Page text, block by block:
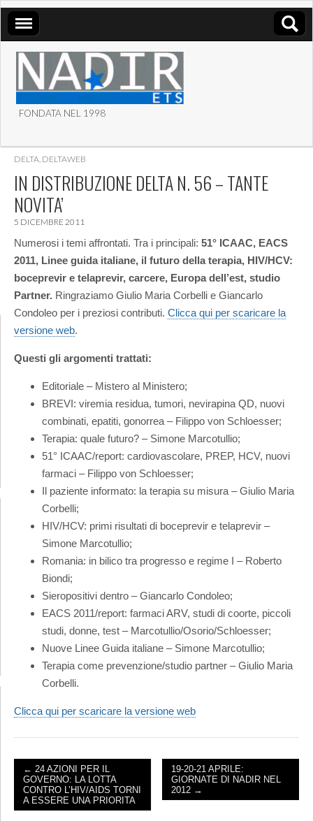
ASSOCIAZIONE NADIR
ETS
FONDATA NEL 1998
DELTA, DELTAWEB
IN DISTRIBUZIONE DELTA N. 56 – TANTE
NOVITA’
5 DICEMBRE 2011
Numerosi i temi affrontati. Tra i principali: 51° ICAAC, EACS
2011, Linee guida italiane, il futuro della terapia, HIV/HCV:
boceprevir e telaprevir, carcere, Europa dell’est, studio
Partner. Ringraziamo Giulio Maria Corbelli e Giancarlo
Condoleo per i preziosi contributi. Clicca qui per scaricare la
versione web.
Questi gli argomenti trattati:
Editoriale – Mistero al Ministero;
BREVI: viremia residua, tumori, nevirapina QD, nuovi
combinati, epatiti, gonorrea – Filippo von Schloesser;
Terapia: quale futuro? – Simone Marcotullio;
51° ICAAC/report: cardiovascolare, PREP, HCV, nuovi
farmaci – Filippo von Schloesser;
Il paziente informato: la terapia su misura – Giulio Maria
Corbelli;
HIV/HCV: primi risultati di boceprevir e telaprevir –
Simone Marcotullio;
Romania: in bilico tra progresso e regime I – Roberto
Biondi;
Sieropositivi dentro – Giancarlo Condoleo;
EACS 2011/report: farmaci ARV, studi di coorte, piccoli
studi, donne, test – Marcotullio/Osorio/Schloesser;
Nuove Linee Guida italiane – Simone Marcotullio;
Terapia come prevenzione/studio partner – Giulio Maria
Corbelli.
Clicca qui per scaricare la versione web
POST NAVIGATION
← 24 AZIONI PER IL
GOVERNO: LA LOTTA
CONTRO L’HIV/AIDS TORNI
A ESSERE UNA PRIORITA
19-20-21 APRILE:
GIORNATE DI NADIR NEL
2012 →